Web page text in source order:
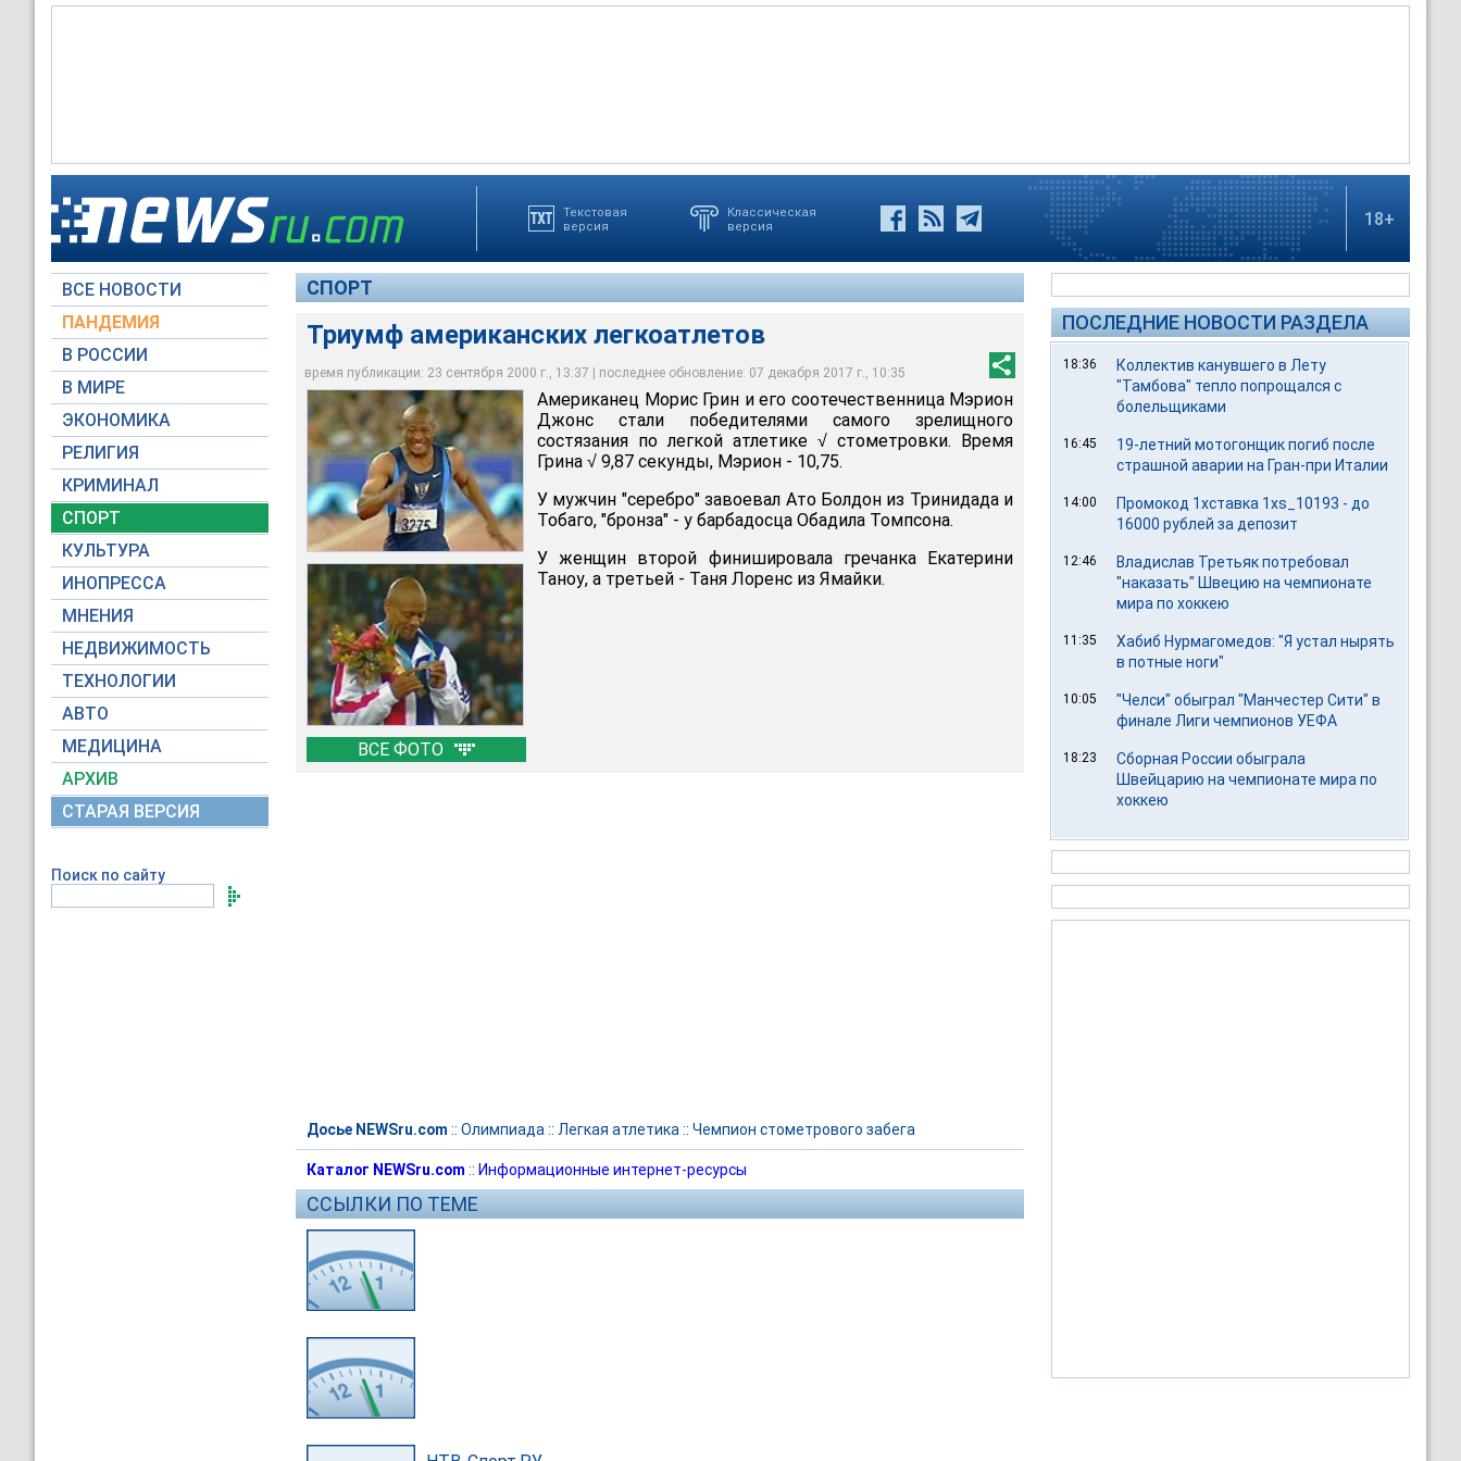
Текстовая
версия
Классическая
версия
18+
ВСЕ НОВОСТИ
ПАНДЕМИЯ
В РОССИИ
В МИРЕ
ЭКОНОМИКА
РЕЛИГИЯ
КРИМИНАЛ
СПОРТ
КУЛЬТУРА
ИНОПРЕССА
МНЕНИЯ
НЕДВИЖИМОСТЬ
ТЕХНОЛОГИИ
АВТО
МЕДИЦИНА
АРХИВ
СТАРАЯ ВЕРСИЯ
Поиск по сайту
СПОРТ
Триумф американских легкоатлетов
время публикации: 23 сентября 2000 г., 13:37 | последнее обновление: 07 декабря 2017 г., 10:35
ВСЕ ФОТО
Американец Морис Грин и его соотечественница Мэрион
Джонс стали победителями самого зрелищного
состязания по легкой атлетике √ стометровки. Время
Грина √ 9,87 секунды, Мэрион - 10,75.
У мужчин "серебро" завоевал Ато Болдон из Тринидада и
Тобаго, "бронза" - у барбадосца Обадила Томпсона.
У женщин второй финишировала гречанка Екатерини
Таноу, а третьей - Таня Лоренс из Ямайки.
Досье NEWSru.com :: Олимпиада :: Легкая атлетика :: Чемпион стометрового забега
Каталог NEWSru.com :: Информационные интернет-ресурсы
ССЫЛКИ ПО ТЕМЕ
ПОСЛЕДНИЕ НОВОСТИ РАЗДЕЛА
18:36
Коллектив канувшего в Лету
"Тамбова" тепло попрощался с
болельщиками
16:45
19-летний мотогонщик погиб после
страшной аварии на Гран-при Италии
14:00
Промокод 1хставка 1xs_10193 - до
16000 рублей за депозит
12:46
Владислав Третьяк потребовал
"наказать" Швецию на чемпионате
мира по хоккею
11:35
Хабиб Нурмагомедов: "Я устал нырять
в потные ноги"
10:05
"Челси" обыграл "Манчестер Сити" в
финале Лиги чемпионов УЕФА
18:23
Сборная России обыграла
Швейцарию на чемпионате мира по
хоккею